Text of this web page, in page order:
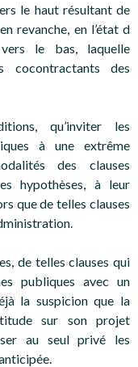
le haut résultant de
revanche, en l’état d
le bas, laquelle
cocontractants des
qu’inviter les
à une extrême
des clauses
hypothèses, à leur
que de telles clauses
de telles clauses qui
publiques avec un
la suspicion que la
sur son projet
au seul privé les